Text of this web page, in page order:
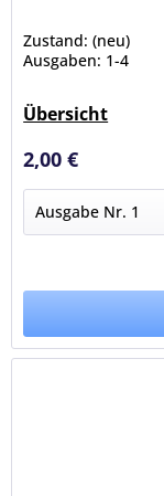
Zustand: (neu)
Ausgaben: 1-4
Übersicht
2,00 €